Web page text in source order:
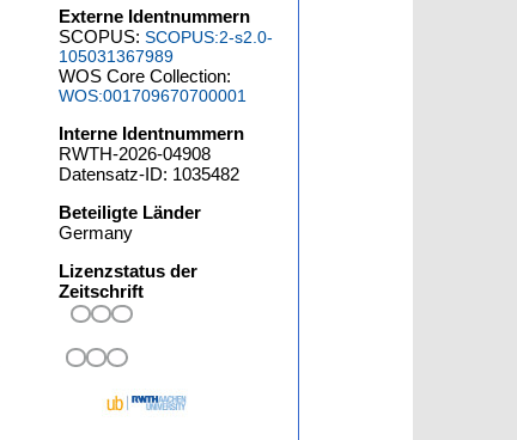
Externe Identnummern
SCOPUS:SCOPUS:2-s2.0-
105031367989
WOS Core Collection:
WOS:001709670700001
Interne Identnummern
RWTH-2026-04908
Datensatz-ID: 1035482
Beteiligte Länder
Germany
Lizenzstatus der
Zeitschrift